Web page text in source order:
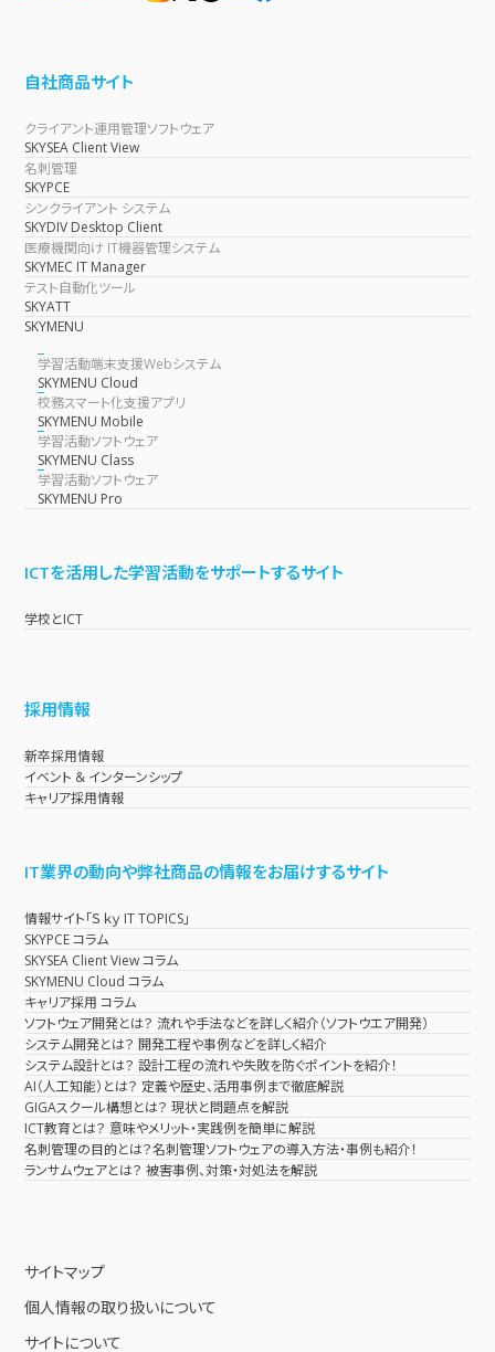
自社商品サイト
クライアント運用管理ソフトウェア
SKYSEA Client View
名刺管理
SKYPCE
シンクライアント システム
SKYDIV Desktop Client
医療機関向け IT機器管理システム
SKYMEC IT Manager
テスト自動化ツール
SKYATT
SKYMENU
学習活動端末支援Webシステム
SKYMENU Cloud
校務スマート化支援アプリ
SKYMENU Mobile
学習活動ソフトウェア
SKYMENU Class
学習活動ソフトウェア
SKYMENU Pro
ICTを活用した学習活動をサポートするサイト
学校とICT
採用情報
新卒採用情報
イベント & インターンシップ
キャリア採用情報
IT業界の動向や弊社商品の情報をお届けするサイト
情報サイト「Ｓｋｙ IT TOPICS」
SKYPCE コラム
SKYSEA Client View コラム
SKYMENU Cloud コラム
キャリア採用 コラム
ソフトウェア開発とは？ 流れや手法などを詳しく紹介（ソフトウエア開発）
システム開発とは？ 開発工程や事例などを詳しく紹介
システム設計とは？ 設計工程の流れや失敗を防ぐポイントを紹介！
AI（人工知能）とは？ 定義や歴史、活用事例まで徹底解説
GIGAスクール構想とは？ 現状と問題点を解説
ICT教育とは？ 意味やメリット・実践例を簡単に解説
名刺管理の目的とは？名刺管理ソフトウェアの導入方法・事例も紹介！
ランサムウェアとは？ 被害事例、対策・対処法を解説
サイトマップ
個人情報の取り扱いについて
サイトについて